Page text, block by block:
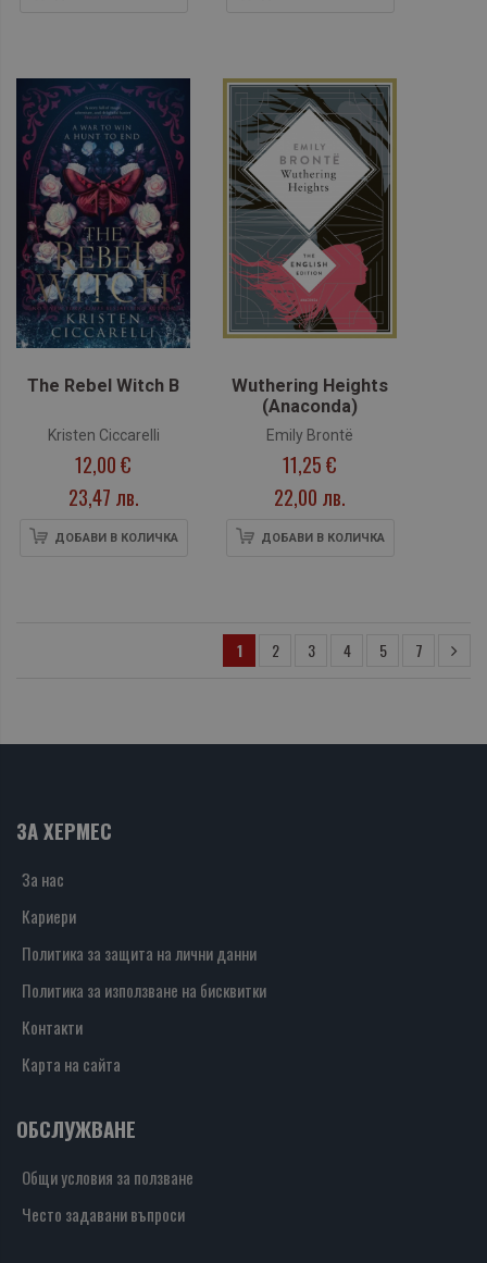
The Rebel Witch B
Kristen Ciccarelli
12,00 €
23,47 лв.
ДОБАВИ В КОЛИЧКА
Wuthering Heights
(Anaconda)
Emily Brontë
11,25 €
22,00 лв.
ДОБАВИ В КОЛИЧКА
1 2 3 4 5 7
ЗА ХЕРМЕС
За нас
Кариери
Политика за защита на лични данни
Политика за използване на бисквитки
Контакти
Карта на сайта
ОБСЛУЖВАНЕ
Общи условия за ползване
Често задавани въпроси